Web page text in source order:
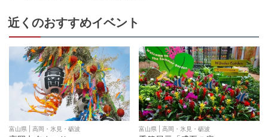
近くのおすすめイベント
富山県 高岡・氷見・砺波 富山県| 高岡・氷見・砺波